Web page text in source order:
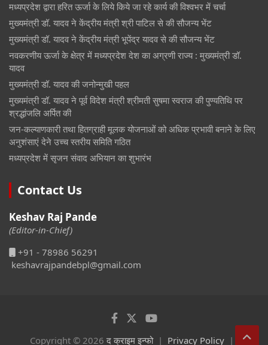
मध्यप्रदेश द्वारा हरित ऊर्जा के लिये किये जा रहे कार्य की विश्वभर में चर्चा
मुख्यमंत्री डॉ. यादव ने केंद्रीय मंत्री श्री पाटिल से की सौजन्य भेंट
मुख्यमंत्री डॉ. यादव ने केंद्रीय मंत्री भूपेंद्र यादव से की सौजन्य भेंट
नवकरणीय ऊर्जा के क्षेत्र में मध्यप्रदेश देश का अग्रणी राज्य : मुख्यमंत्री डॉ.
यादव
मुख्यमंत्री डॉ. यादव की जनोन्मुखी पहल
मुख्यमंत्री डॉ. यादव ने पूर्व विदेश मंत्री श्रीमती सुषमा स्वराज की पुण्यतिथि पर
श्रद्धांजलि अर्पित की
जन-कल्याणकारी तथा हितग्राही मूलक योजनाओं को अधिक प्रभावी बनाने के लिए
अनुशंसाएं देने उच्च स्तरीय समिति गठित
मध्यप्रदेश में सृजन संवाद अभियान का शुभारंभ
Contact Us
Keshav Raj Pande
(Editor-in-Chief)
+91 - 78986 56291
keshavrajpandebpl@gmail.com
Copyright © 2026 द क्राइम इन्फो Privacy Policy